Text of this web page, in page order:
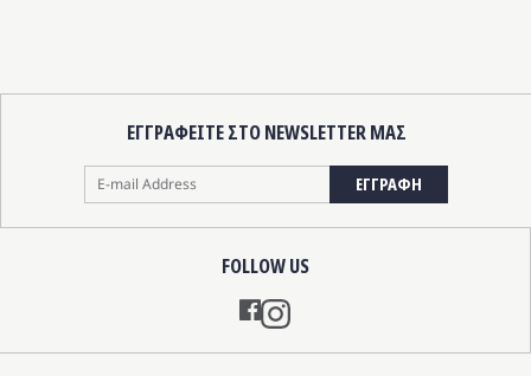
FOLLOW US
Instagram
ΕΓΓΡΑΦΕΙΤΕ ΣΤΟ NEWSLETTER ΜΑΣ
ΕΓΓΡΑΦΗ